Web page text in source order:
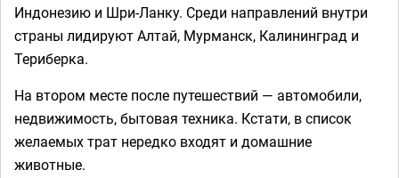
Индонезию и Шри-Ланку. Среди направлений внутри
страны лидируют Алтай, Мурманск, Калининград и
Териберка.
На втором месте после путешествий — автомобили,
недвижимость, бытовая техника. Кстати, в список
желаемых трат нередко входят и домашние
животные.